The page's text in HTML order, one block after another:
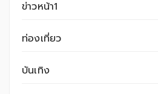
ข่าวหน้า1
ท่องเที่ยว
บันเทิง